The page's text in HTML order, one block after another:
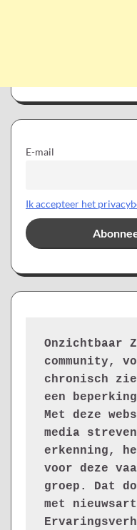
E-mail
Ik accepteer het
Onzichtbaar
community,
chronisch
een
Met deze
media
erkenning,
voor deze
groep. Dat
met